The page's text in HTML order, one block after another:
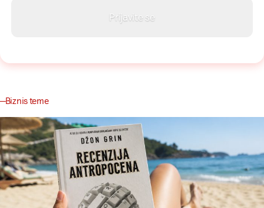
Biznis teme